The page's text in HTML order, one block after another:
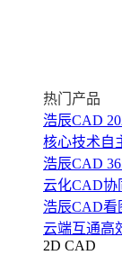
热门产品
浩辰CAD
核心技术自
浩辰CAD
云化CAD协
浩辰CAD看
云端互通高
2D CAD